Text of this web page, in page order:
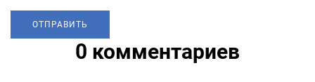
0 комментариев